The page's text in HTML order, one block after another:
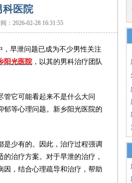
科医院
：2026-02-28 16:31:55
早泄问题已成为不少男性关注
阳光医院，以其的男科治疗团队
管它可能看起来不是什么大问
郁等心理问题。新乡阳光医院的
是少有的。因此，治疗过程强调
治疗方案。对于早泄的治疗，
因，结合心理疏导和治疗，帮助